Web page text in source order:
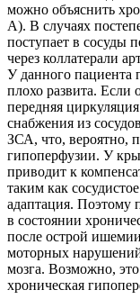
можно объяснить
А). В случаях
поступает в сосуды
через коллатерали
У данного пациента
плохо развита. Если
передняя
снабжения из
ЗСА, что, вероятно,
гипоперфузии. У
приводит к
таким как
адаптация. Поэтому
в состоянии
после острой
моторных
мозга. Возможно,
хроническая